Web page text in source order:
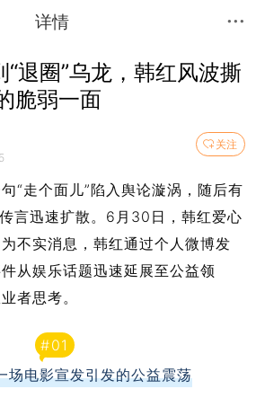
详情
“退圈”乌龙，韩红风波撕
脆弱一面
关注
“走个面儿”陷入舆论漩涡，随后有
言迅速扩散。6月30日，韩红爱心
不实消息，韩红通过个人微博发
从娱乐话题迅速延展至公益领
者思考。
#01
场电影宣发引发的公益震荡